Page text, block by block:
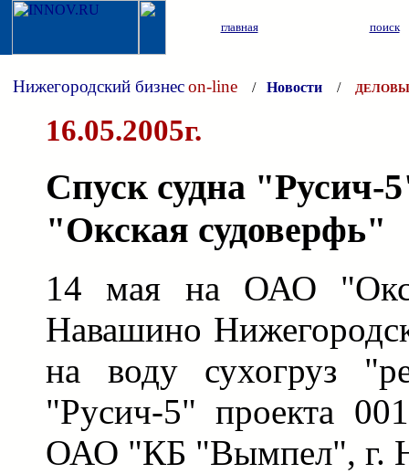
главная поиск
Нижегородский бизнесon-line / Новости /
16.05.2005г.
Спуск судна
"Окская судоверфь"
14 мая на ОАО
Навашино
на воду сухогруз
"Русич-5" проекта
ОАО "КБ "Вымпел", г.